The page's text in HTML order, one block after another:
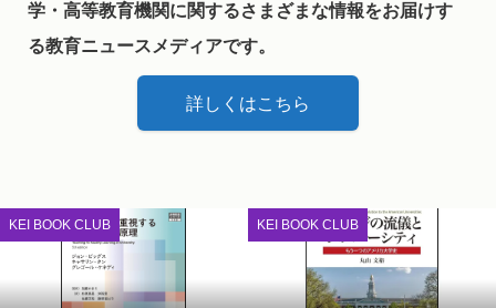
学・高等教育機関に関するさまざまな情報をお届けす
る教育ニュースメディアです。
詳しくはこちら
KEI BOOK CLUB KEI BOOK CLUB